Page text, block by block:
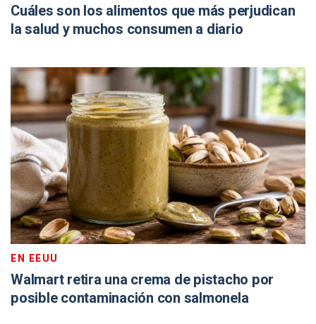
Cuáles son los alimentos que más perjudican
la salud y muchos consumen a diario
EN EEUU
Walmart retira una crema de pistacho por
posible contaminación con salmonela